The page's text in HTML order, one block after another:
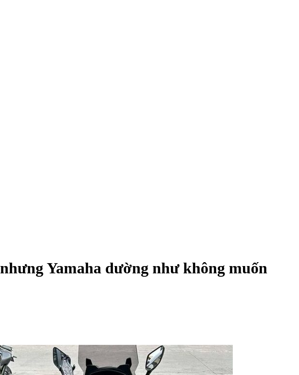
Yamaha dường như không muốn